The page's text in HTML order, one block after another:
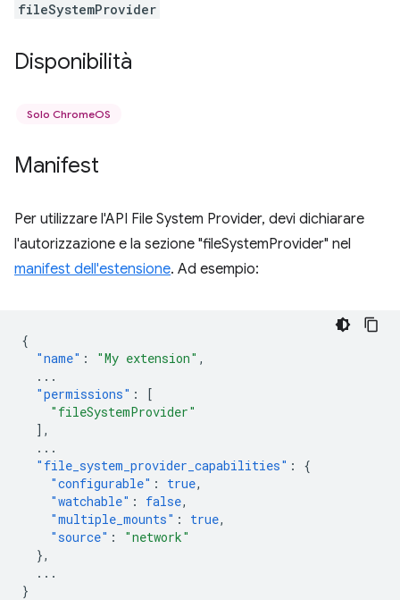
fileSystemProvider
Disponibilità
Solo ChromeOS
Manifest
Per utilizzare l'API File System Provider, devi dichiarare
l'autorizzazione e la sezione "fileSystemProvider" nel
manifest dell'estensione. Ad esempio:
{
"name" : "My extension" ,
...
"permissions" :
[
"fileSystemProvider"
],
...
"file_system_provider_capabilities" :
{
"configurable" : true,
"watchable" : false,
"multiple_mounts" : true,
"source" :
"network"
},
...
}